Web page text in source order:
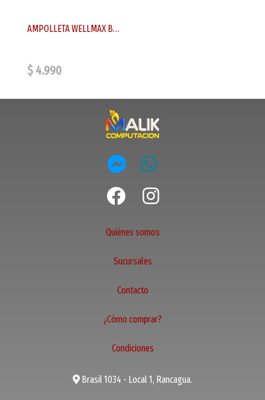
AMPOLLETA WELLMAX BALLET 23W E-27
$ 4.990
Quiénes somos
Sucursales
Contacto
¿Cómo comprar?
Condiciones
Brasil 1034 - Local 1, Rancagua.